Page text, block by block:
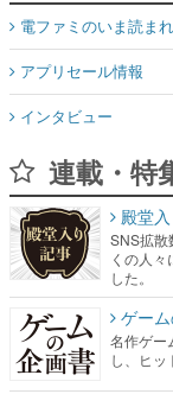
電ファミのいま読ま
アプリセール情報
インタビュー
連載・特
殿堂
SNS拡散
くの人
した。
ゲー
名作ゲー
し、ヒッ